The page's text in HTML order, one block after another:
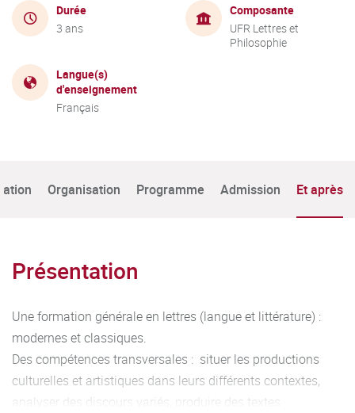
Durée
3 ans
Composante
UFR Lettres et
Philosophie
Langue(s)
d'enseignement
Français
Organisation Programme Admission Et après
Présentation
Une formation générale en lettres (langue et littérature) :
modernes et classiques.
Des compétences transversales : situer les productions
culturelles et artistiques dans leurs différents contextes,
analyser des discours variés, produire des textes